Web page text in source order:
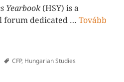
Yearbook(HSY) is a
forum dedicated …Tovább
Címke
CFP, Hungarian Studies